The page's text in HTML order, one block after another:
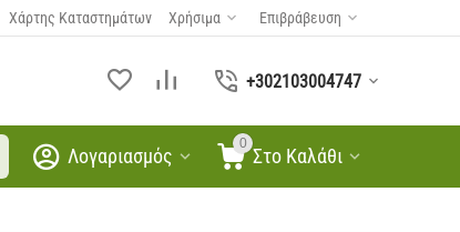
Χάρτης Καταστημάτων Χρήσιμα Επιβράβευση
+302103004747
0
Στο Καλάθι
Λογαριασμός